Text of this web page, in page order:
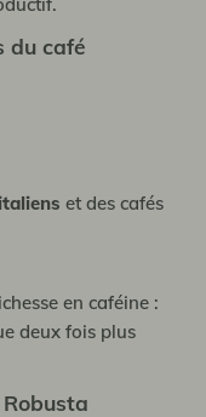
du café
et des cafés
en caféine :
deux fois plus